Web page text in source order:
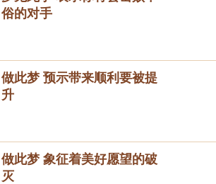
俗的对手
做此梦 预示带来顺利要被提
升
做此梦 象征着美好愿望的破
灭